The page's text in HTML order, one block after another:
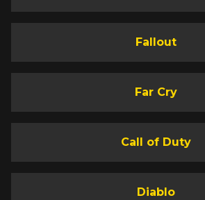
Fallout
Far Cry
Call of Duty
Diablo